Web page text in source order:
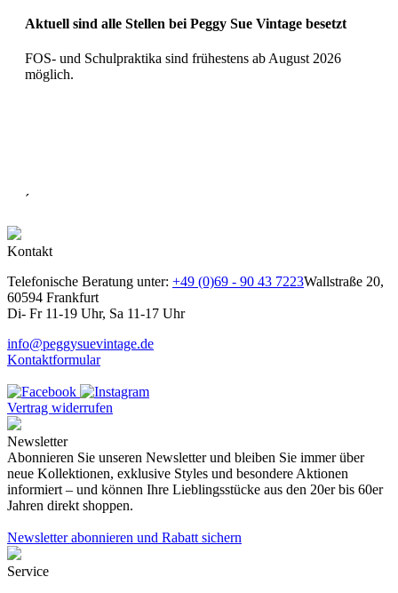
Aktuell sind alle Stellen bei Peggy Sue Vintage besetzt
FOS- und Schulpraktika sind frühestens ab August 2026
möglich.
´
Kontakt
Telefonische Beratung unter: +49 (0)69 - 90 43 7223Wallstraße 20,
60594 Frankfurt
Di- Fr 11-19 Uhr, Sa 11-17 Uhr
info@peggysuevintage.de
Kontaktformular
Vertrag widerrufen
Newsletter
Abonnieren Sie unseren Newsletter und bleiben Sie immer über
neue Kollektionen, exklusive Styles und besondere Aktionen
informiert – und können Ihre Lieblingsstücke aus den 20er bis 60er
Jahren direkt shoppen.
Newsletter abonnieren und Rabatt sichern
Service